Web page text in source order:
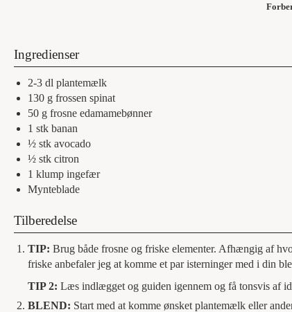
Ingredienser
2-3 dl plantemælk
130 g frossen spinat
50 g frosne edamamebønner
1 stk banan
½ stk avocado
½ stk citron
1 klump ingefær
Mynteblade
Tilberedelse
TIP: Brug både frosne og friske elementer. Afhængig af
friske anbefaler jeg at komme et par isterninger med i din
TIP 2: Læs indlægget og guiden igennem og få tonsvis af
BLEND: Start med at komme ønsket plantemælk eller